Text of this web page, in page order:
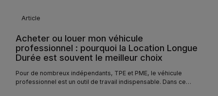
Article
Acheter ou louer mon véhicule
professionnel : pourquoi la Location Longue
Durée est souvent le meilleur choix
Pour de nombreux indépendants, TPE et PME, le véhicule
professionnel est un outil de travail indispensable. Dans ce